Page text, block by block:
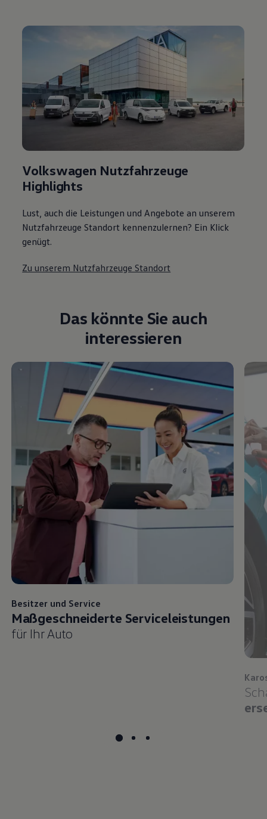
Volkswagen Nutzfahrzeuge
Highlights
Lust, auch die Leistungen und Angebote an unserem
Nutzfahrzeuge Standort kennenzulernen? Ein Klick
genügt.
Zu unserem Nutzfahrzeuge Standort
Das könnte Sie auch
interessieren
Besitzer und Service
Maßgeschneiderte Serviceleistungen
für Ihr Auto